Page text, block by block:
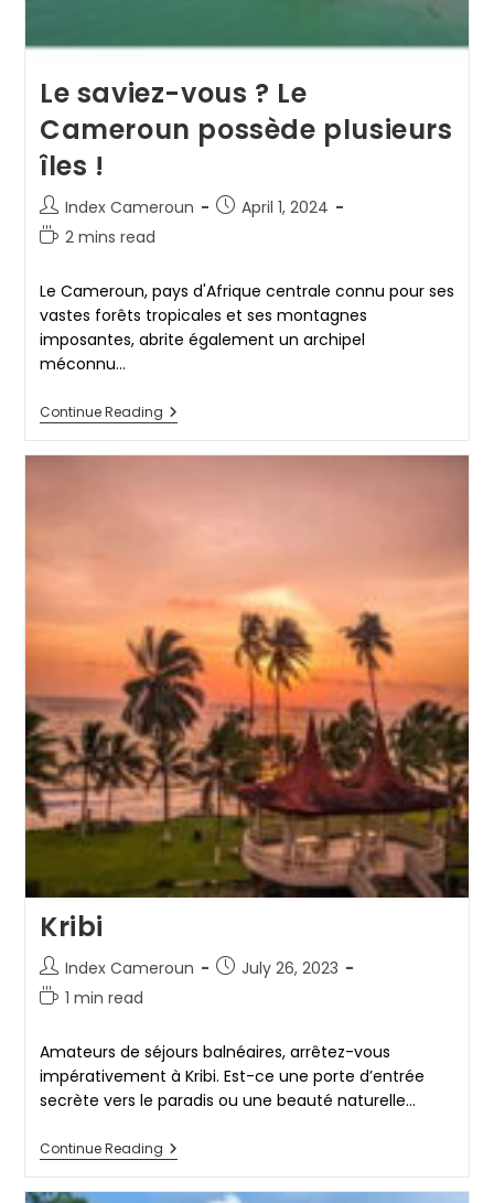
Le saviez-vous ? Le
Cameroun possède plusieurs
îles !
Post
author:
Index Cameroun
PostApril 1, 2024
Reading
2 mins read
Le Cameroun, pays d'Afrique centrale connu pour ses
vastes forêts tropicales et ses montagnes
imposantes, abrite également un archipel
méconnu…
Continue ReadingLe
Saviez-
Kribi
Post
author:
Index Cameroun
PostJuly 26, 2023
Reading
1 min read
Amateurs de séjours balnéaires, arrêtez-vous
impérativement à Kribi. Est-ce une porte d’entrée
secrète vers le paradis ou une beauté naturelle…
Continue ReadingKribi